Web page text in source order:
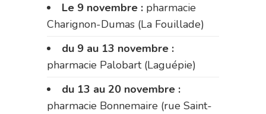
Le 9 novembre : pharmacie
Charignon-Dumas (La Fouillade)
du 9 au 13 novembre :
pharmacie Palobart (Laguépie)
du 13 au 20 novembre :
pharmacie Bonnemaire (rue Saint-